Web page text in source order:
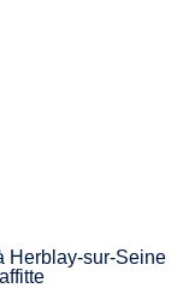
Herblay-sur-Seine